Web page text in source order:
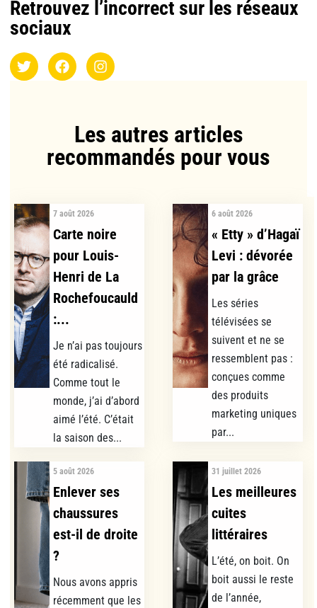
Retrouvez l’incorrect sur les réseaux
sociaux
Les autres articles
recommandés pour vous​
7 août 2026
Carte noire
pour Louis-
Henri de La
Rochefoucauld
:...
Je n’ai pas toujours
été radicalisé.
Comme tout le
monde, j’ai d’abord
aimé l’été. C’était
la saison des...
6 août 2026
« Etty » d’Hagaï
Levi : dévorée
par la grâce
Les séries
télévisées se
suivent et ne se
ressemblent pas :
conçues comme
des produits
marketing uniques
par...
5 août 2026
Enlever ses
chaussures
est-il de droite
?
Nous avons appris
récemment que les
31 juillet 2026
Les meilleures
cuites
littéraires
L’été, on boit. On
boit aussi le reste
de l’année,